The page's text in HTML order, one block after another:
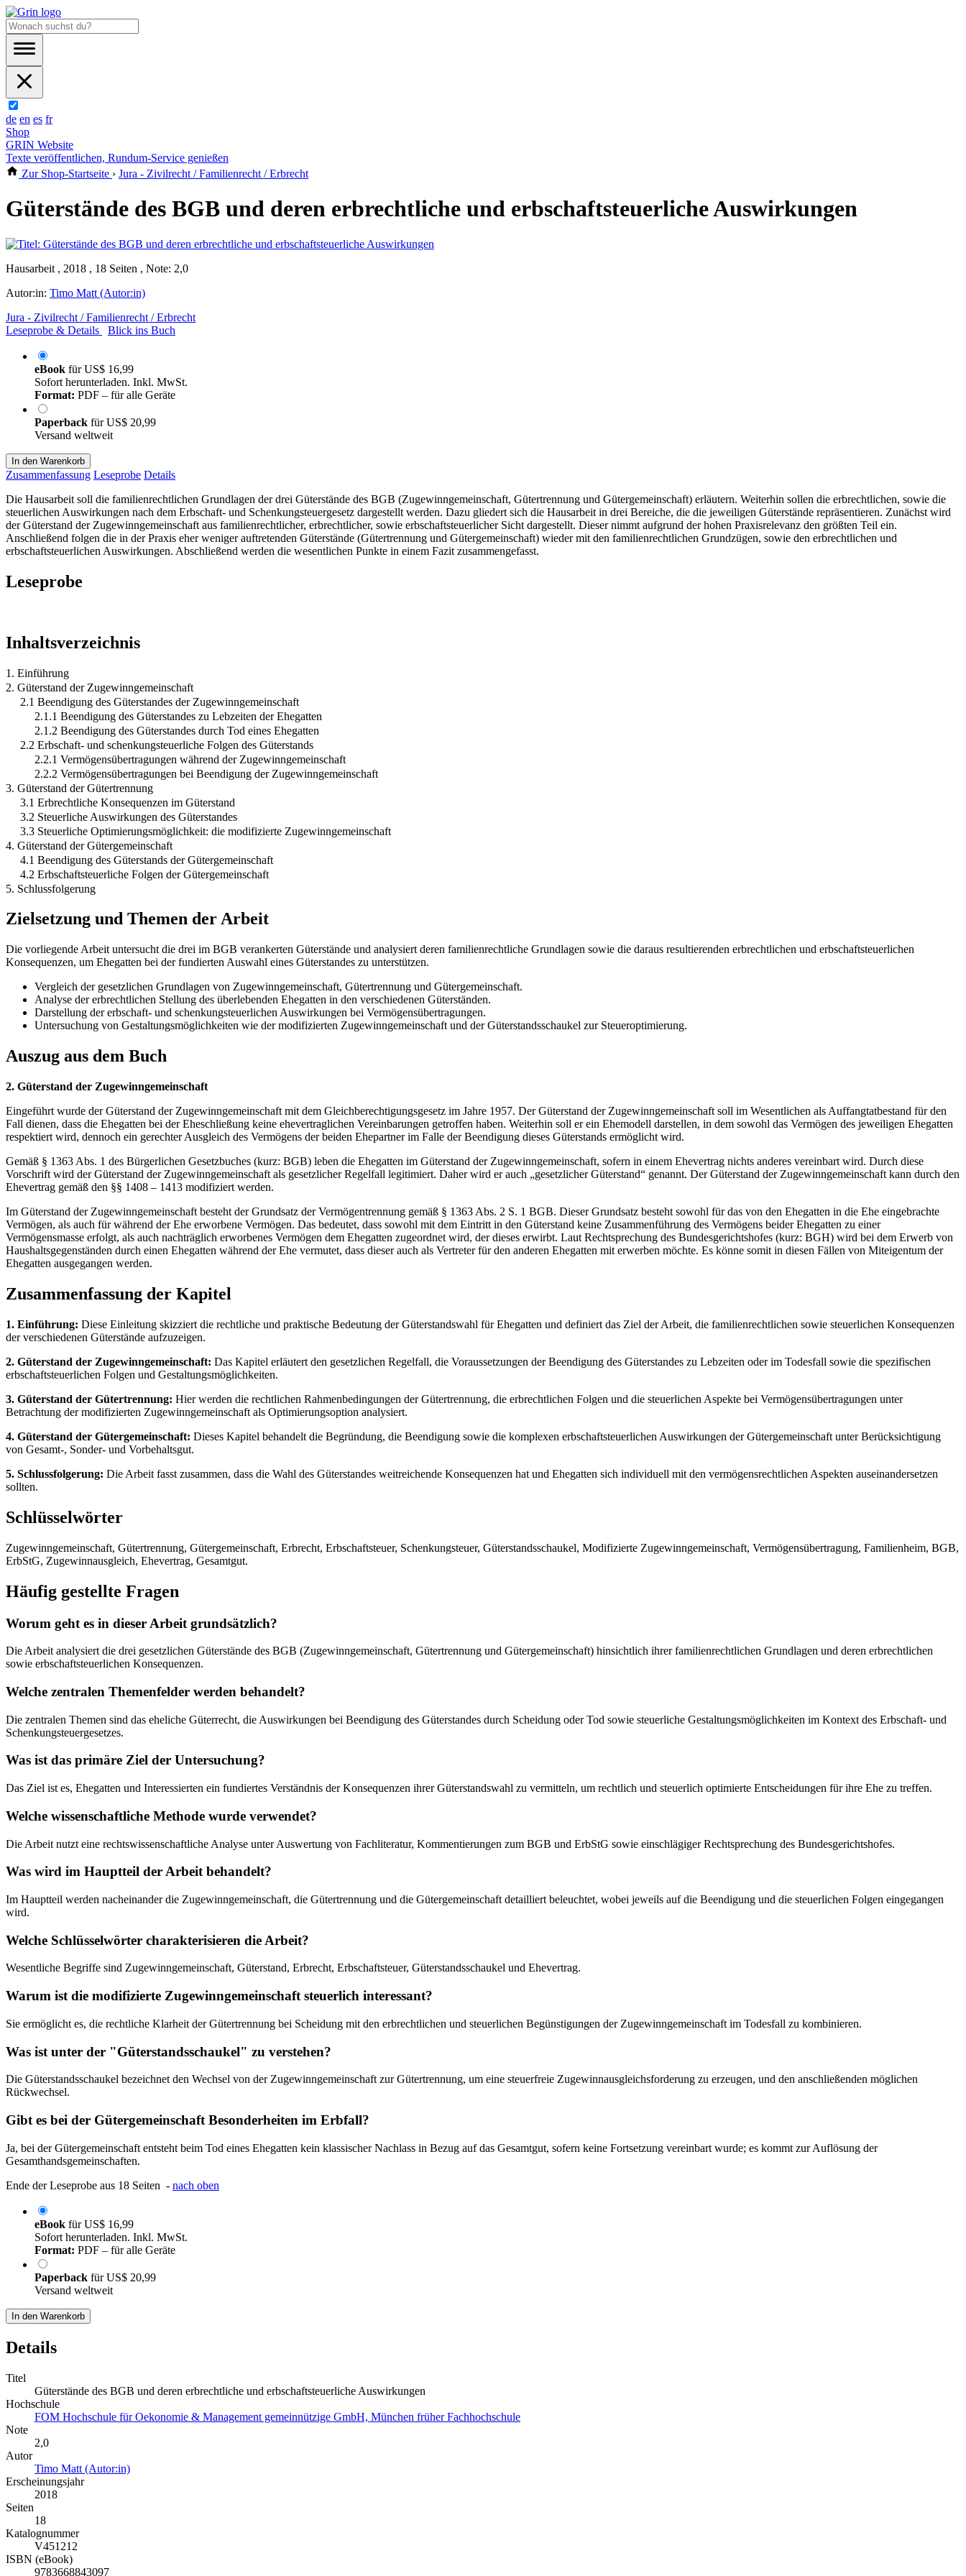
de en es fr
Shop
GRIN Website
Texte veröffentlichen, Rundum-Service genießen
Zur Shop-Startseite › Jura - Zivilrecht / Familienrecht / Erbrecht
Güterstände des BGB und deren erbrechtliche und erbschaftsteuerliche Auswirkungen
Hausarbeit , 2018 , 18 Seiten , Note: 2,0
Autor:in: Timo Matt (Autor:in)
Jura - Zivilrecht / Familienrecht / Erbrecht
Leseprobe & Details
Blick ins Buch
eBook fürUS$ 16,99
Sofort herunterladen. Inkl. MwSt.
Format: PDF – für alle Geräte
Paperback fürUS$ 20,99
Versand weltweit
In den Warenkorb
Zusammenfassung Leseprobe Details
Die Hausarbeit soll die familienrechtlichen Grundlagen der drei Güterstände des BGB (Zugewinngemeinschaft, Gütertrennung und Gütergemeinschaft) erläutern. Weiterhin sollen die erbrechtlichen, sowie die
steuerlichen Auswirkungen nach dem Erbschaft- und Schenkungsteuergesetz dargestellt werden. Dazu gliedert sich die Hausarbeit in drei Bereiche, die die jeweiligen Güterstände repräsentieren. Zunächst wird
der Güterstand der Zugewinngemeinschaft aus familienrechtlicher, erbrechtlicher, sowie erbschaftsteuerlicher Sicht dargestellt. Dieser nimmt aufgrund der hohen Praxisrelevanz den größten Teil ein.
Anschließend folgen die in der Praxis eher weniger auftretenden Güterstände (Gütertrennung und Gütergemeinschaft) wieder mit den familienrechtlichen Grundzügen, sowie den erbrechtlichen und
erbschaftsteuerlichen Auswirkungen. Abschließend werden die wesentlichen Punkte in einem Fazit zusammengefasst.
Leseprobe
Inhaltsverzeichnis
1. Einführung
2. Güterstand der Zugewinngemeinschaft
2.1 Beendigung des Güterstandes der Zugewinngemeinschaft
2.1.1 Beendigung des Güterstandes zu Lebzeiten der Ehegatten
2.1.2 Beendigung des Güterstandes durch Tod eines Ehegatten
2.2 Erbschaft- und schenkungsteuerliche Folgen des Güterstands
2.2.1 Vermögensübertragungen während der Zugewinngemeinschaft
2.2.2 Vermögensübertragungen bei Beendigung der Zugewinngemeinschaft
3. Güterstand der Gütertrennung
3.1 Erbrechtliche Konsequenzen im Güterstand
3.2 Steuerliche Auswirkungen des Güterstandes
3.3 Steuerliche Optimierungsmöglichkeit: die modifizierte Zugewinngemeinschaft
4. Güterstand der Gütergemeinschaft
4.1 Beendigung des Güterstands der Gütergemeinschaft
4.2 Erbschaftsteuerliche Folgen der Gütergemeinschaft
5. Schlussfolgerung
Zielsetzung und Themen der Arbeit
Die vorliegende Arbeit untersucht die drei im BGB verankerten Güterstände und analysiert deren familienrechtliche Grundlagen sowie die daraus resultierenden erbrechtlichen und erbschaftsteuerlichen
Konsequenzen, um Ehegatten bei der fundierten Auswahl eines Güterstandes zu unterstützen.
Vergleich der gesetzlichen Grundlagen von Zugewinngemeinschaft, Gütertrennung und Gütergemeinschaft.
Analyse der erbrechtlichen Stellung des überlebenden Ehegatten in den verschiedenen Güterständen.
Darstellung der erbschaft- und schenkungsteuerlichen Auswirkungen bei Vermögensübertragungen.
Untersuchung von Gestaltungsmöglichkeiten wie der modifizierten Zugewinngemeinschaft und der Güterstandsschaukel zur Steueroptimierung.
Auszug aus dem Buch
2. Güterstand der Zugewinngemeinschaft
Eingeführt wurde der Güterstand der Zugewinngemeinschaft mit dem Gleichberechtigungsgesetz im Jahre 1957. Der Güterstand der Zugewinngemeinschaft soll im Wesentlichen als Auffangtatbestand für den
Fall dienen, dass die Ehegatten bei der Eheschließung keine ehevertraglichen Vereinbarungen getroffen haben. Weiterhin soll er ein Ehemodell darstellen, in dem sowohl das Vermögen des jeweiligen Ehegatten
respektiert wird, dennoch ein gerechter Ausgleich des Vermögens der beiden Ehepartner im Falle der Beendigung dieses Güterstands ermöglicht wird.
Gemäß § 1363 Abs. 1 des Bürgerlichen Gesetzbuches (kurz: BGB) leben die Ehegatten im Güterstand der Zugewinngemeinschaft, sofern in einem Ehevertrag nichts anderes vereinbart wird. Durch diese
Vorschrift wird der Güterstand der Zugewinngemeinschaft als gesetzlicher Regelfall legitimiert. Daher wird er auch „gesetzlicher Güterstand“ genannt. Der Güterstand der Zugewinngemeinschaft kann durch den
Ehevertrag gemäß den §§ 1408 – 1413 modifiziert werden.
Im Güterstand der Zugewinngemeinschaft besteht der Grundsatz der Vermögentrennung gemäß § 1363 Abs. 2 S. 1 BGB. Dieser Grundsatz besteht sowohl für das von den Ehegatten in die Ehe eingebrachte
Vermögen, als auch für während der Ehe erworbene Vermögen. Das bedeutet, dass sowohl mit dem Eintritt in den Güterstand keine Zusammenführung des Vermögens beider Ehegatten zu einer
Vermögensmasse erfolgt, als auch nachträglich erworbenes Vermögen dem Ehegatten zugeordnet wird, der dieses erwirbt. Laut Rechtsprechung des Bundesgerichtshofes (kurz: BGH) wird bei dem Erwerb von
Haushaltsgegenständen durch einen Ehegatten während der Ehe vermutet, dass dieser auch als Vertreter für den anderen Ehegatten mit erwerben möchte. Es könne somit in diesen Fällen von Miteigentum der
Ehegatten ausgegangen werden.
Zusammenfassung der Kapitel
1. Einführung: Diese Einleitung skizziert die rechtliche und praktische Bedeutung der Güterstandswahl für Ehegatten und definiert das Ziel der Arbeit, die familienrechtlichen sowie steuerlichen Konsequenzen
der verschiedenen Güterstände aufzuzeigen.
2. Güterstand der Zugewinngemeinschaft: Das Kapitel erläutert den gesetzlichen Regelfall, die Voraussetzungen der Beendigung des Güterstandes zu Lebzeiten oder im Todesfall sowie die spezifischen
erbschaftsteuerlichen Folgen und Gestaltungsmöglichkeiten.
3. Güterstand der Gütertrennung: Hier werden die rechtlichen Rahmenbedingungen der Gütertrennung, die erbrechtlichen Folgen und die steuerlichen Aspekte bei Vermögensübertragungen unter
Betrachtung der modifizierten Zugewinngemeinschaft als Optimierungsoption analysiert.
4. Güterstand der Gütergemeinschaft: Dieses Kapitel behandelt die Begründung, die Beendigung sowie die komplexen erbschaftsteuerlichen Auswirkungen der Gütergemeinschaft unter Berücksichtigung
von Gesamt-, Sonder- und Vorbehaltsgut.
5. Schlussfolgerung: Die Arbeit fasst zusammen, dass die Wahl des Güterstandes weitreichende Konsequenzen hat und Ehegatten sich individuell mit den vermögensrechtlichen Aspekten auseinandersetzen
sollten.
Schlüsselwörter
Zugewinngemeinschaft, Gütertrennung, Gütergemeinschaft, Erbrecht, Erbschaftsteuer, Schenkungsteuer, Güterstandsschaukel, Modifizierte Zugewinngemeinschaft, Vermögensübertragung, Familienheim, BGB,
ErbStG, Zugewinnausgleich, Ehevertrag, Gesamtgut.
Häufig gestellte Fragen
Worum geht es in dieser Arbeit grundsätzlich?
Die Arbeit analysiert die drei gesetzlichen Güterstände des BGB (Zugewinngemeinschaft, Gütertrennung und Gütergemeinschaft) hinsichtlich ihrer familienrechtlichen Grundlagen und deren erbrechtlichen
sowie erbschaftsteuerlichen Konsequenzen.
Welche zentralen Themenfelder werden behandelt?
Die zentralen Themen sind das eheliche Güterrecht, die Auswirkungen bei Beendigung des Güterstandes durch Scheidung oder Tod sowie steuerliche Gestaltungsmöglichkeiten im Kontext des Erbschaft- und
Schenkungsteuergesetzes.
Was ist das primäre Ziel der Untersuchung?
Das Ziel ist es, Ehegatten und Interessierten ein fundiertes Verständnis der Konsequenzen ihrer Güterstandswahl zu vermitteln, um rechtlich und steuerlich optimierte Entscheidungen für ihre Ehe zu treffen.
Welche wissenschaftliche Methode wurde verwendet?
Die Arbeit nutzt eine rechtswissenschaftliche Analyse unter Auswertung von Fachliteratur, Kommentierungen zum BGB und ErbStG sowie einschlägiger Rechtsprechung des Bundesgerichtshofes.
Was wird im Hauptteil der Arbeit behandelt?
Im Hauptteil werden nacheinander die Zugewinngemeinschaft, die Gütertrennung und die Gütergemeinschaft detailliert beleuchtet, wobei jeweils auf die Beendigung und die steuerlichen Folgen eingegangen
wird.
Welche Schlüsselwörter charakterisieren die Arbeit?
Wesentliche Begriffe sind Zugewinngemeinschaft, Güterstand, Erbrecht, Erbschaftsteuer, Güterstandsschaukel und Ehevertrag.
Warum ist die modifizierte Zugewinngemeinschaft steuerlich interessant?
Sie ermöglicht es, die rechtliche Klarheit der Gütertrennung bei Scheidung mit den erbrechtlichen und steuerlichen Begünstigungen der Zugewinngemeinschaft im Todesfall zu kombinieren.
Was ist unter der "Güterstandsschaukel" zu verstehen?
Die Güterstandsschaukel bezeichnet den Wechsel von der Zugewinngemeinschaft zur Gütertrennung, um eine steuerfreie Zugewinnausgleichsforderung zu erzeugen, und den anschließenden möglichen
Rückwechsel.
Gibt es bei der Gütergemeinschaft Besonderheiten im Erbfall?
Ja, bei der Gütergemeinschaft entsteht beim Tod eines Ehegatten kein klassischer Nachlass in Bezug auf das Gesamtgut, sofern keine Fortsetzung vereinbart wurde; es kommt zur Auflösung der
Gesamthandsgemeinschaften.
Ende der Leseprobe aus 18 Seiten - nach oben
eBook fürUS$ 16,99
Sofort herunterladen. Inkl. MwSt.
Format: PDF – für alle Geräte
Paperback fürUS$ 20,99
Versand weltweit
In den Warenkorb
Details
Titel
Güterstände des BGB und deren erbrechtliche und erbschaftsteuerliche Auswirkungen
Hochschule
FOM Hochschule für Oekonomie & Management gemeinnützige GmbH, München früher Fachhochschule
Note
2,0
Autor
Timo Matt (Autor:in)
Erscheinungsjahr
2018
Seiten
18
Katalognummer
V451212
ISBN (eBook)
9783668843097